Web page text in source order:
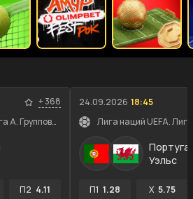
+368
Лига наций UEFA. Лига A. Групповой этап
П2 4.11
24.09.2026 18:45
Уэльс
П1 1.28 X 5.75